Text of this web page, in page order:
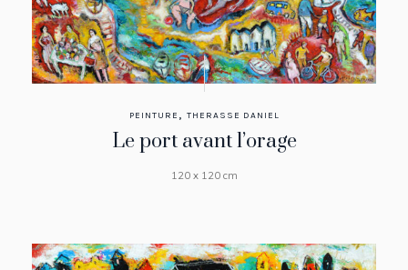
PEINTURE , THERASSE DANIEL
Le port avant l’orage
120 x 120 cm